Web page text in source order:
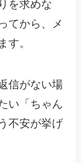
を求めな
てから、メ
す。
信がない場
い「ちゃん
不安が挙げ